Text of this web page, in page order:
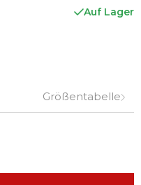
Auf Lager
Größentabelle